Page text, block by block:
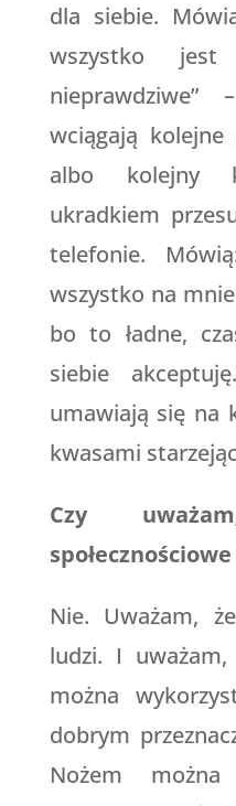
dla siebie.
wszystko jest
wciągają kolejne
albo kolejny
ukradkiem
telefonie.
wszystko na
bo to ładne,
siebie
umawiają się na
kwasami
Czy
Nie. Uważam,
ludzi. I uważam,
można
dobrym
Nożem